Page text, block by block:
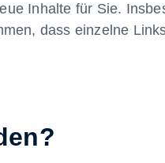
Inhalte für Sie.
dass einzelne